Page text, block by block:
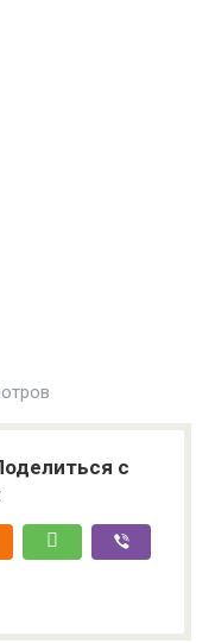
с